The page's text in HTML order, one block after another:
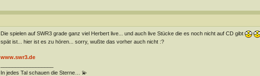
Die spielen auf SWR3 grade ganz viel Herbert live... und auch live Stücke die es noch nicht auf CD gibt
spät ist... hier ist es zu hören... sorry, wußte das vorher auch nicht :?
www.swr3.de
In jedes Tal schauen die Sterne… 💫